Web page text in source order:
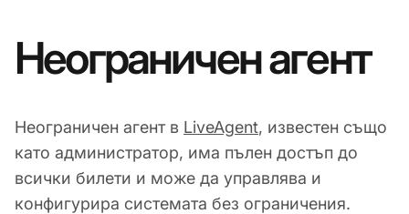
Неограничен агент
Неограничен агент в LiveAgent, известен също
като администратор, има пълен достъп до
всички билети и може да управлява и
конфигурира системата без ограничения.